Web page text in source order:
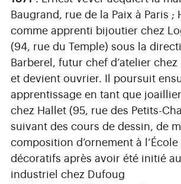
Baugrand, rue de la Paix à Paris ;
comme apprenti bijoutier chez
(94, rue du Temple) sous la
Barberel, futur chef d’atelier
et devient ouvrier. Il poursuit
apprentissage en tant que
chez Hallet (95, rue des Petits-
suivant des cours de dessin, de
composition d’ornement à l’École
décoratifs après avoir été initié
industriel chez Dufoug